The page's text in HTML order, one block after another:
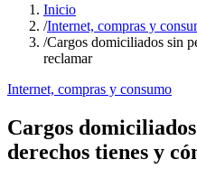
Inicio
/Internet, compras y
/Cargos domiciliados sin
reclamar
Internet, compras y consumo
Cargos
derechos tienes y